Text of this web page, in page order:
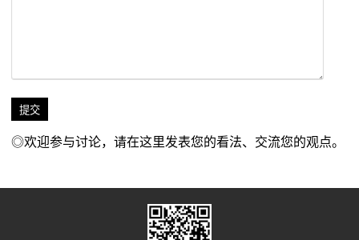
◎欢迎参与讨论，请在这里发表您的看法、交流您的观点。